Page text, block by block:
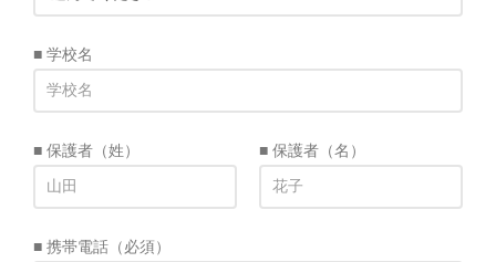
■ 学校名
■ 保護者（姓） ■ 保護者（名）
■ 携帯電話 （必須）